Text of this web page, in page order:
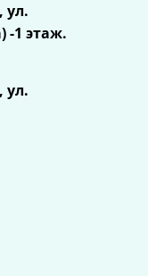
ул.
-1 этаж.
ул.